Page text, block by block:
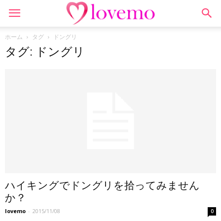
ホーム タグ ドングリ
タグ: ドングリ
ハイキングでドングリを拾ってみません
か？
lovemo - 2015/11/08 0